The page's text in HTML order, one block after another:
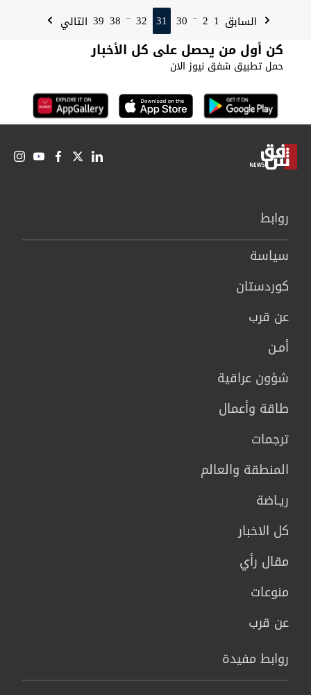
السابق 1
2
...
30
31
32
...
38
39 التالي
كن أول من يحصل على كل الأخبار
حمل تطبيق شفق نيوز الان
روابط
سیاسة
كوردستان
عن قرب
أمـن
شؤون عراقية
طاقة وأعمال
ترجمات
المنطقة والعالم
ريـاضة
كل الاخبار
مقال رأي
منوعات
عن قرب
روابط مفيدة